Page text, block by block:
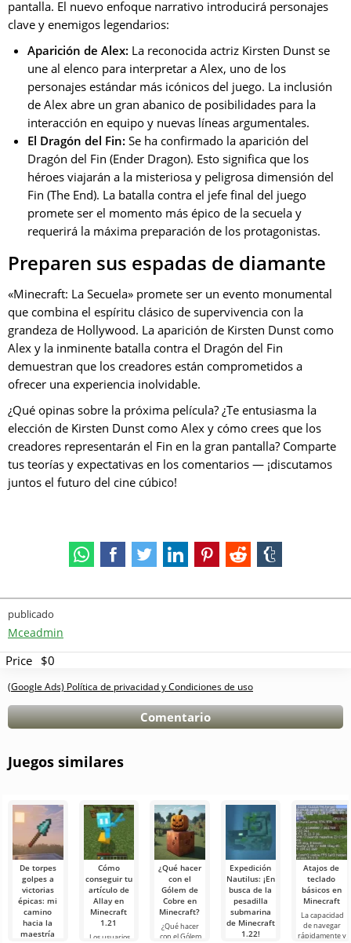
pantalla. El nuevo enfoque narrativo introducirá personajes
clave y enemigos legendarios:
Aparición de Alex: La reconocida actriz Kirsten Dunst se
une al elenco para interpretar a Alex, uno de los
personajes estándar más icónicos del juego. La inclusión
de Alex abre un gran abanico de posibilidades para la
interacción en equipo y nuevas líneas argumentales.
El Dragón del Fin: Se ha confirmado la aparición del
Dragón del Fin (Ender Dragon). Esto significa que los
héroes viajarán a la misteriosa y peligrosa dimensión del
Fin (The End). La batalla contra el jefe final del juego
promete ser el momento más épico de la secuela y
requerirá la máxima preparación de los protagonistas.
Preparen sus espadas de diamante
«Minecraft: La Secuela» promete ser un evento monumental
que combina el espíritu clásico de supervivencia con la
grandeza de Hollywood. La aparición de Kirsten Dunst como
Alex y la inminente batalla contra el Dragón del Fin
demuestran que los creadores están comprometidos a
ofrecer una experiencia inolvidable.
¿Qué opinas sobre la próxima película? ¿Te entusiasma la
elección de Kirsten Dunst como Alex y cómo crees que los
creadores representarán el Fin en la gran pantalla? Comparte
tus teorías y expectativas en los comentarios — ¡discutamos
juntos el futuro del cine cúbico!
publicado
Mceadmin
Price $0
(Google Ads) Política de privacidad y Condiciones de uso
Comentario
Juegos similares
De torpes
golpes a
victorias
épicas: mi
camino
hacia la
maestría
Cómo
conseguir tu
artículo de
Allay en
Minecraft
1.21
Los usuarios
¿Qué hacer
con el
Gólem de
Cobre en
Minecraft?
¿Qué hacer
con el Gólem
Expedición
Nautilus: ¡En
busca de la
pesadilla
submarina
de Minecraft
1.22!
Atajos de
teclado
básicos en
Minecraft
La capacidad
de navegar
rápidamente y